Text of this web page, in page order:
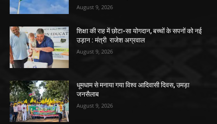
August 9, 2026
शिक्षा की राह में छोटा-सा योगदान, बच्चों के सपनों को नई
उड़ान : मंत्री राजेश अग्रवाल
August 9, 2026
धूमधाम से मनाया गया विश्व आदिवासी दिवस, उमड़ा
जनसैलाब
August 9, 2026